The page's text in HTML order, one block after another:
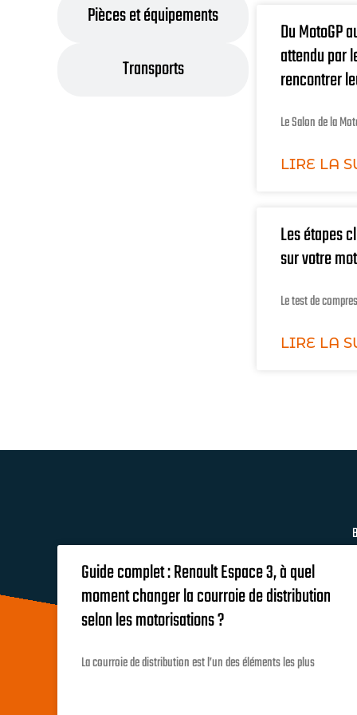
Pièces et équipements
Transports
Du MotoGP
attendu par
rencontrer
Le Salon de la
LIRE LA
Les étapes
sur votre
Le test de
LIRE LA
Guide complet : Renault Espace 3, à quel
moment changer la courroie de distribution
selon les motorisations ?
La courroie de distribution est l’un des éléments les plus